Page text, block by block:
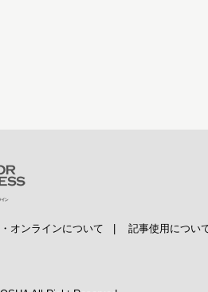
オンラインについて 記事使用につい